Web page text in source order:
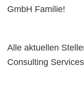
GmbH Familie!
Alle aktuellen
Consulting